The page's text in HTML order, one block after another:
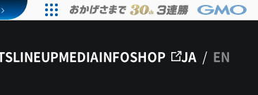
LINEUPMEDIAINFOSHOP JA / EN